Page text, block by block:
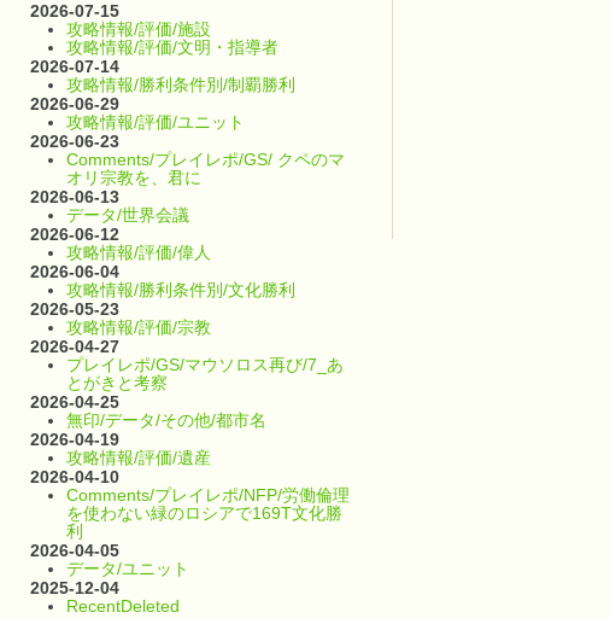
2026-07-15
攻略情報/評価/施設
攻略情報/評価/文明・指導者
2026-07-14
攻略情報/勝利条件別/制覇勝利
2026-06-29
攻略情報/評価/ユニット
2026-06-23
Comments/プレイレポ/GS/ クペのマ
オリ宗教を、君に
2026-06-13
データ/世界会議
2026-06-12
攻略情報/評価/偉人
2026-06-04
攻略情報/勝利条件別/文化勝利
2026-05-23
攻略情報/評価/宗教
2026-04-27
プレイレポ/GS/マウソロス再び/7_あ
とがきと考察
2026-04-25
無印/データ/その他/都市名
2026-04-19
攻略情報/評価/遺産
2026-04-10
Comments/プレイレポ/NFP/労働倫理
を使わない緑のロシアで169T文化勝
利
2026-04-05
データ/ユニット
2025-12-04
RecentDeleted